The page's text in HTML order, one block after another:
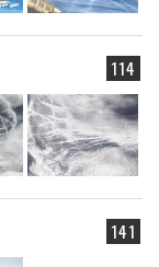
114
141